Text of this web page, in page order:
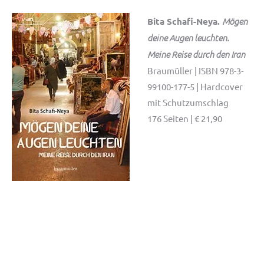
Bita Schafi-Neya. Mögen
deine Augen leuchten.
Meine Reise durch den Iran
Braumüller | ISBN 978-3-
99100-177-5 | Hardcover
mit Schutzumschlag
176 Seiten | € 21,90